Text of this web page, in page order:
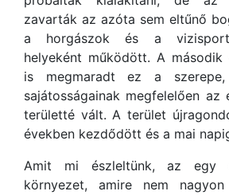
zavarták az azóta sem eltűnő
a horgászok és a
helyeként működött. A második
is megmaradt ez a
sajátosságainak megfelelően
területté vált. A terület
években kezdődött és a mai
Amit mi észleltünk, az egy
környezet, amire nem